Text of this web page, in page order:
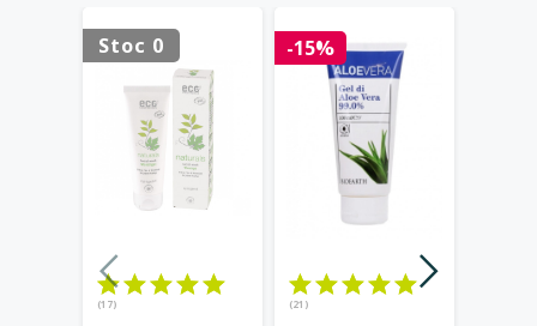
Stoc 0
(17)
-15%
(21)